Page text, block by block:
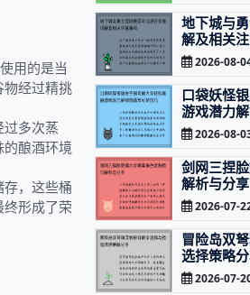
用的是当
物经过精挑
多次蒸
酿酒环境
，这些桶
形成了荣
地下城与
解及相关
2026-08-
口袋妖怪
游戏潜力
2026-08-
剑网三捏
解析与分享
2026-07-
冒险岛双
选择策略
2026-07-